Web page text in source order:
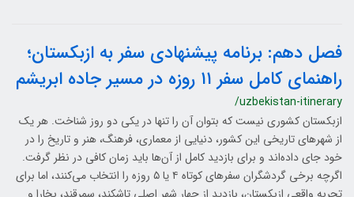
فصل دهم: برنامه پیشنهادی سفر به ازبکستان؛
راهنمای کامل سفر ۱۱ روزه در مسیر جاده ابریشم
/uzbekistan-itinerary
ازبکستان کشوری نیست که بتوان آن را تنها در یکی دو روز شناخت. هر یک
از شهرهای تاریخی این کشور، دنیایی از معماری، فرهنگ، هنر و تاریخ را در
خود جای داده‌اند و برای بازدید کامل از آن‌ها باید زمان کافی در نظر گرفت.
اگرچه برخی گردشگران سفرهای کوتاه ۴ یا ۵ روزه را انتخاب می‌کنند، اما برای